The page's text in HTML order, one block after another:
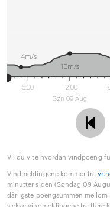
6:00
12:00
Søn 09 Aug
10m/s
4m/s
Vil du vite hvordan vindpoeng
Vindmeldingene kommer fra
minutter siden (Søndag 09
dårligste poengsummen